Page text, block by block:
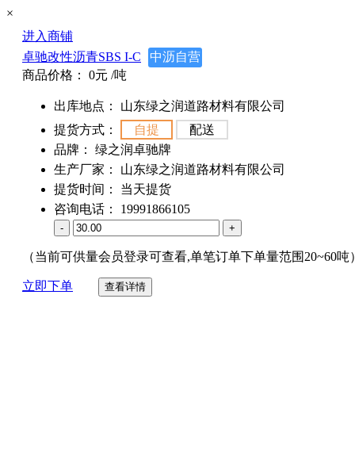
×
进入商铺
卓驰改性沥青SBS I-C
中沥自营
商品价格：
0元 /吨
出库地点：
山东绿之润道路材料有限公司
提货方式：
自提
配送
品牌：
绿之润卓驰牌
生产厂家：
山东绿之润道路材料有限公司
提货时间：
当天提货
咨询电话：
19991866105
- +
（当前可供量会员登录可查看,单笔订单下单量范围20~60吨
立即下单 查看详情